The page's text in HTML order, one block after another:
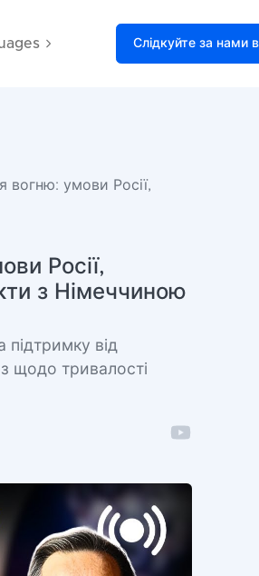
Слідкуйте за нами
вогню: умови Росії,
Росії,
з Німеччиною
підтримку від
щодо тривалості